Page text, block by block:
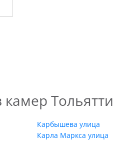
Карбышева улица
Карла Маркса улица